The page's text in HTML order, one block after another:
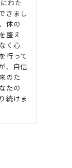
わた
きまし
体の
整え
く心
行って
、自信
のた
たの
続けま